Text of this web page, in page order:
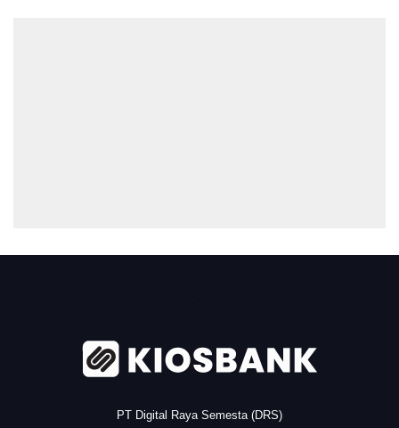
PT Digital Raya Semesta (DRS)